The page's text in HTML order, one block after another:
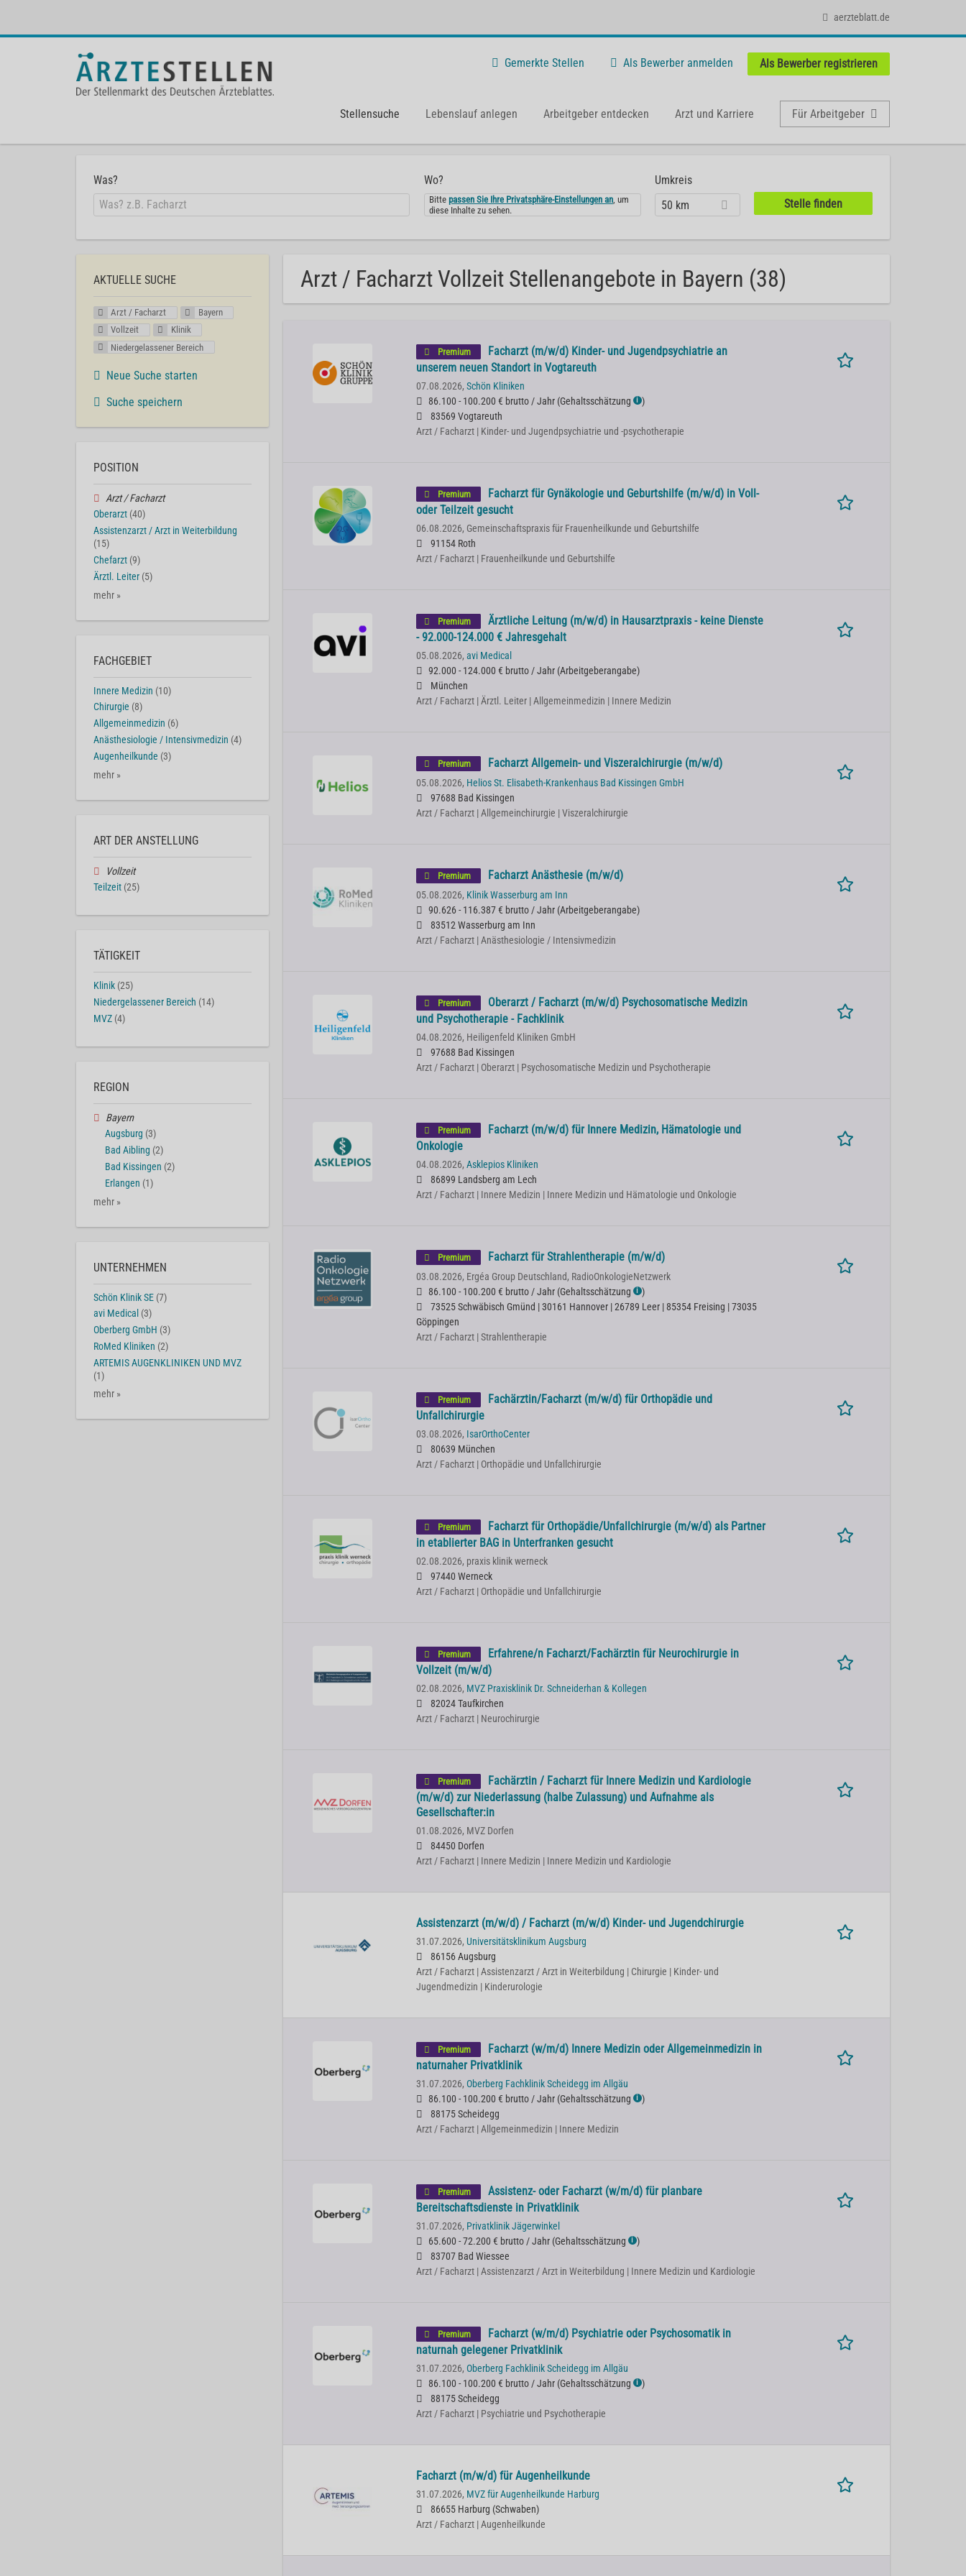
aerzteblatt.de
Gemerkte Stellen Als Bewerber anmelden Als Bewerber registrieren
Stellensuche Lebenslauf anlegen Arbeitgeber entdecken Arzt und Karriere Für Arbeitgeber
Was? Wo?
Bittepassen Sie Ihre Privatsphäre-Einstellungen an, um
diese Inhalte zu sehen.
Umkreis
50 km
Arzt / Facharzt Vollzeit Stellenangebote in Bayern (38)
Premium
Facharzt (m/w/d) Kinder- und Jugendpsychiatrie an
unserem neuen Standort in Vogtareuth
07.08.2026, Schön Kliniken
86.100 - 100.200 € brutto / Jahr (Gehaltsschätzung ℹ )
83569 Vogtareuth
Arzt / Facharzt | Kinder- und Jugendpsychiatrie und -psychotherapie
Premium
Facharzt für Gynäkologie und Geburtshilfe (m/w/d) in Voll-
oder Teilzeit gesucht
06.08.2026, Gemeinschaftspraxis für Frauenheilkunde und Geburtshilfe
91154 Roth
Arzt / Facharzt | Frauenheilkunde und Geburtshilfe
Premium
Ärztliche Leitung (m/w/d) in Hausarztpraxis - keine Dienste
- 92.000-124.000 € Jahresgehalt
05.08.2026, avi Medical
92.000 - 124.000 € brutto / Jahr (Arbeitgeberangabe)
München
Arzt / Facharzt | Ärztl. Leiter | Allgemeinmedizin | Innere Medizin
Premium Facharzt Allgemein- und Viszeralchirurgie (m/w/d)
05.08.2026, Helios St. Elisabeth-Krankenhaus Bad Kissingen GmbH
97688 Bad Kissingen
Arzt / Facharzt | Allgemeinchirurgie | Viszeralchirurgie
Premium Facharzt Anästhesie (m/w/d)
05.08.2026, Klinik Wasserburg am Inn
90.626 - 116.387 € brutto / Jahr (Arbeitgeberangabe)
83512 Wasserburg am Inn
Arzt / Facharzt | Anästhesiologie / Intensivmedizin
Premium
Oberarzt / Facharzt (m/w/d) Psychosomatische Medizin
und Psychotherapie - Fachklinik
04.08.2026, Heiligenfeld Kliniken GmbH
97688 Bad Kissingen
Arzt / Facharzt | Oberarzt | Psychosomatische Medizin und Psychotherapie
Premium
Facharzt (m/w/d) für Innere Medizin, Hämatologie und
Onkologie
04.08.2026, Asklepios Kliniken
86899 Landsberg am Lech
Arzt / Facharzt | Innere Medizin | Innere Medizin und Hämatologie und Onkologie
Premium Facharzt für Strahlentherapie (m/w/d)
03.08.2026, Ergéa Group Deutschland, RadioOnkologieNetzwerk
86.100 - 100.200 € brutto / Jahr (Gehaltsschätzung ℹ )
73525 Schwäbisch Gmünd | 30161 Hannover | 26789 Leer | 85354 Freising | 73035
Göppingen
Arzt / Facharzt | Strahlentherapie
Premium
Fachärztin/Facharzt (m/w/d) für Orthopädie und
Unfallchirurgie
03.08.2026, IsarOrthoCenter
80639 München
Arzt / Facharzt | Orthopädie und Unfallchirurgie
Premium
Facharzt für Orthopädie/Unfallchirurgie (m/w/d) als Partner
in etablierter BAG in Unterfranken gesucht
02.08.2026, praxis klinik werneck
97440 Werneck
Arzt / Facharzt | Orthopädie und Unfallchirurgie
Premium
Erfahrene/n Facharzt/Fachärztin für Neurochirurgie in
Vollzeit (m/w/d)
02.08.2026, MVZ Praxisklinik Dr. Schneiderhan & Kollegen
82024 Taufkirchen
Arzt / Facharzt | Neurochirurgie
Premium
Fachärztin / Facharzt für Innere Medizin und Kardiologie
(m/w/d) zur Niederlassung (halbe Zulassung) und Aufnahme als
Gesellschafter:in
01.08.2026, MVZ Dorfen
84450 Dorfen
Arzt / Facharzt | Innere Medizin | Innere Medizin und Kardiologie
Assistenzarzt (m/w/d) / Facharzt (m/w/d) Kinder- und Jugendchirurgie
31.07.2026, Universitätsklinikum Augsburg
86156 Augsburg
Arzt / Facharzt | Assistenzarzt / Arzt in Weiterbildung | Chirurgie | Kinder- und
Jugendmedizin | Kinderurologie
Premium
Facharzt (w/m/d) Innere Medizin oder Allgemeinmedizin in
naturnaher Privatklinik
31.07.2026, Oberberg Fachklinik Scheidegg im Allgäu
86.100 - 100.200 € brutto / Jahr (Gehaltsschätzung ℹ )
88175 Scheidegg
Arzt / Facharzt | Allgemeinmedizin | Innere Medizin
Premium
Assistenz- oder Facharzt (w/m/d) für planbare
Bereitschaftsdienste in Privatklinik
31.07.2026, Privatklinik Jägerwinkel
65.600 - 72.200 € brutto / Jahr (Gehaltsschätzung ℹ )
83707 Bad Wiessee
Arzt / Facharzt | Assistenzarzt / Arzt in Weiterbildung | Innere Medizin und Kardiologie
Premium
Facharzt (w/m/d) Psychiatrie oder Psychosomatik in
naturnah gelegener Privatklinik
31.07.2026, Oberberg Fachklinik Scheidegg im Allgäu
86.100 - 100.200 € brutto / Jahr (Gehaltsschätzung ℹ )
88175 Scheidegg
Arzt / Facharzt | Psychiatrie und Psychotherapie
Facharzt (m/w/d) für Augenheilkunde
31.07.2026, MVZ für Augenheilkunde Harburg
86655 Harburg (Schwaben)
Arzt / Facharzt | Augenheilkunde
AKTUELLE SUCHE
Arzt / Facharzt
Bayern
Vollzeit
Klinik
Niedergelassener Bereich
Neue Suche starten
Suche speichern
POSITION
Arzt / Facharzt
Oberarzt (40)
Assistenzarzt / Arzt in Weiterbildung
(15)
Chefarzt (9)
Ärztl. Leiter (5)
mehr »
FACHGEBIET
Innere Medizin (10)
Chirurgie (8)
Allgemeinmedizin (6)
Anästhesiologie / Intensivmedizin (4)
Augenheilkunde (3)
mehr »
ART DER ANSTELLUNG
Vollzeit
Teilzeit (25)
TÄTIGKEIT
Klinik (25)
Niedergelassener Bereich (14)
MVZ (4)
REGION
Bayern
Augsburg (3)
Bad Aibling (2)
Bad Kissingen (2)
Erlangen (1)
mehr »
UNTERNEHMEN
Schön Klinik SE (7)
avi Medical (3)
Oberberg GmbH (3)
RoMed Kliniken (2)
ARTEMIS AUGENKLINIKEN UND MVZ
(1)
mehr »